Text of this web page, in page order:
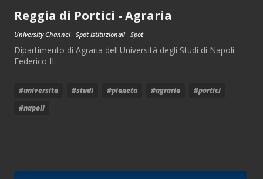
Reggia di Portici - Agraria
University Channel Spot Istituzionali Spot
Dipartimento di Agraria dell'Università degli Studi di Napoli
Federico II.
#universita #studi #pianeta #agraria
#portici
#napoli